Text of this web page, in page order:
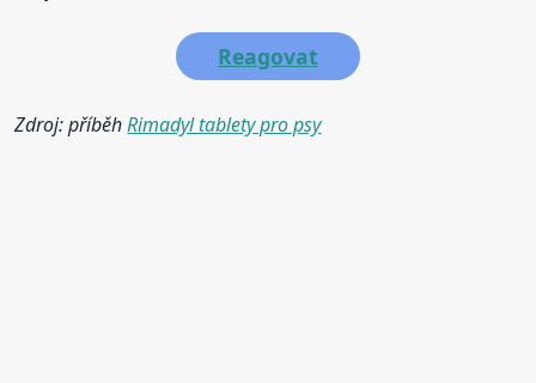
Reagovat
Zdroj: příběhRimadyl tablety pro psy